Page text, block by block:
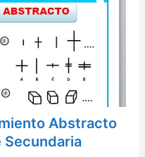
Abstracto
Secundaria